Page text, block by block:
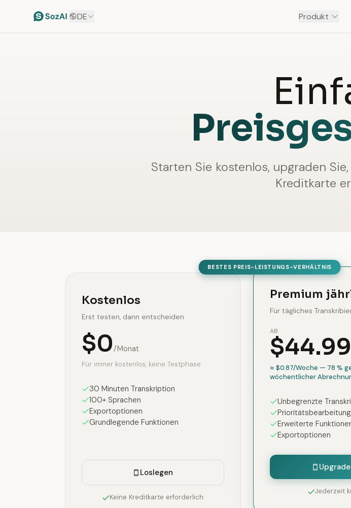
DE Produkt
Starten Sie kostenlos, upgraden
Kreditkarte
Kostenlos
Erst testen, dann entscheiden
$0/Monat
Für immer kostenlos, keine Testphase
30 Minuten Transkription
100+ Sprachen
Exportoptionen
Grundlegende Funktionen
Loslegen
Keine Kreditkarte erforderlich
BESTES PREIS-LEISTUNGS-VERHÄLTNIS
Premium
Für tägliches
AB
$44.99
≈ $0.87/Woche — 78 %
wöchentlicher
Unbegrenzte
Prioritätsbearbeitung
Erweiterte
Exportoptionen
Jederzeit